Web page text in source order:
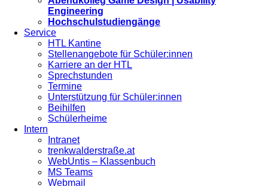
Engineering
Hochschulstudiengänge
Service
HTL Kantine
Stellenangebote für Schüler:innen
Karriere an der HTL
Sprechstunden
Termine
Unterstützung für Schüler:innen
Beihilfen
Schülerheime
Intern
Intranet
trenkwalderstraße.at
WebUntis – Klassenbuch
MS Teams
Webmail